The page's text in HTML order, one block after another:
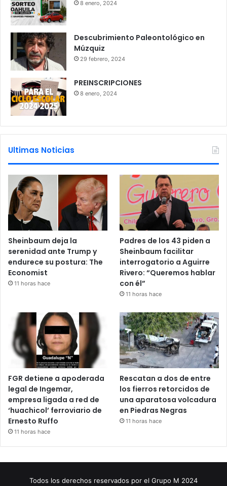
8 enero, 2024
Descubrimiento Paleontológico en
Múzquiz
29 febrero, 2024
PREINSCRIPCIONES
8 enero, 2024
Ultimas Noticias
Sheinbaum deja la
serenidad ante Trump y
endurece su postura: The
Economist
11 horas hace
Padres de los 43 piden a
Sheinbaum facilitar
interrogatorio a Aguirre
Rivero: “Queremos hablar
con él”
11 horas hace
FGR detiene a apoderada
legal de Ingemar,
empresa ligada a red de
‘huachicol’ ferroviario de
Ernesto Ruffo
11 horas hace
Rescatan a dos de entre
los fierros retorcidos de
una aparatosa volcadura
en Piedras Negras
11 horas hace
Todos los derechos reservados por el Grupo M 2024